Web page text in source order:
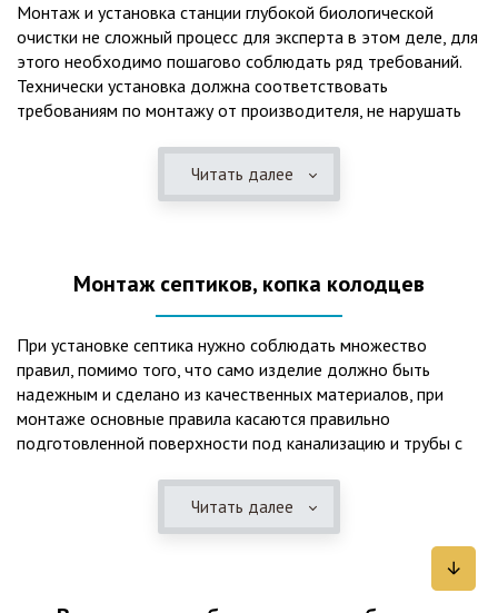
Монтаж и установка станции глубокой биологической
очистки не сложный процесс для эксперта в этом деле, для
этого необходимо пошагово соблюдать ряд требований.
Технически установка должна соответствовать
требованиям по монтажу от производителя, не нарушать
представления о требованиях ПУЭ, ведь не качественный
монтаж может привезти не только к выходу из строя
вод – самый эффективный способ из всех существующих
оборудования вода может применяться для хозяйственных
нужд и полива огорода, а остатки ила при чистке могут
стать эффективным удобрением. Нет необходимости
тратить средства на ассенизаторскую машину. Системы
монтируются при минимуме земляных работ, без грязи и
заезда крупной техники, даже при очень высоком уровне
грунтовых вод. Служат до 50 и более лет при уникальной
необходимо удалять ил, самостоятельно или с помощью
Читать далее
Монтаж септиков, копка колодцев
При установке септика нужно соблюдать множество
правил, помимо того, что само изделие должно быть
надежным и сделано из качественных материалов, при
монтаже основные правила касаются правильно
подготовленной поверхности под канализацию и трубы с
Мы установим Вам емкости для фильтрации и отстаивания
сточных вод по технологиям, не приводящим к загрязнению
Читать далее